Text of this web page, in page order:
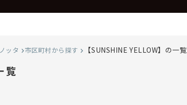
ッタ 市区町村から探す 【SUNSHINE YELLOW】の一覧
覧